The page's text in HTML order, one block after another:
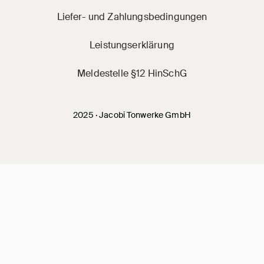
2025 · Jacobi Tonwerke GmbH
Liefer- und Zahlungsbedingungen
Leistungserklärung
Meldestelle §12 HinSchG